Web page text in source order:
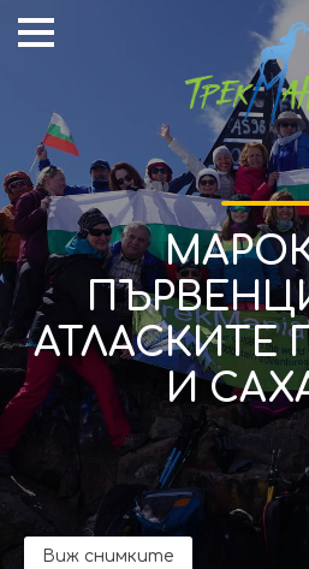
АТЛАСКИТЕ
И
Виж снимките